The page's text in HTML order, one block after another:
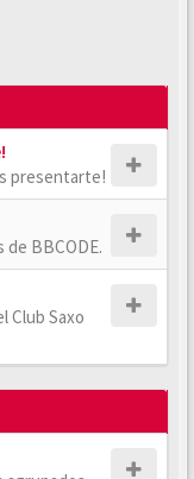
presentarte!
BBCODE.
Club Saxo